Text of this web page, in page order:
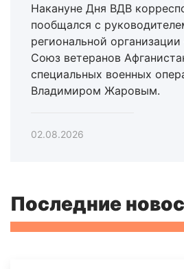
Накануне Дня ВДВ
пообщался с
региональной
Союз ветеранов
специальных военных
Владимиром Жаровым.
02.08.2026
Последние